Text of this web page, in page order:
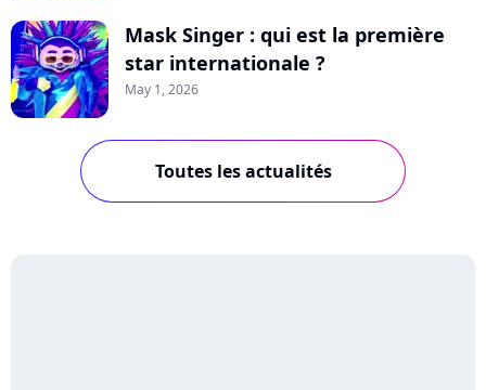
Mask Singer : qui est la première
star internationale ?
May 1, 2026
Toutes les actualités